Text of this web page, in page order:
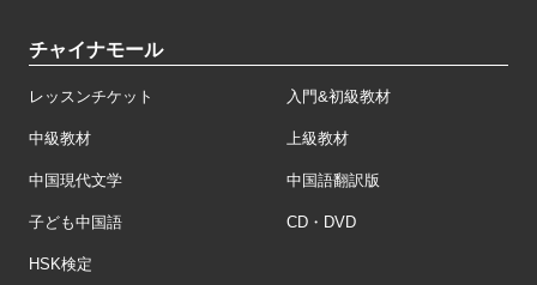
チャイナモール
レッスンチケット 入門&初級教材
中級教材 上級教材
中国現代文学 中国語翻訳版
子ども中国語 CD・DVD
HSK検定